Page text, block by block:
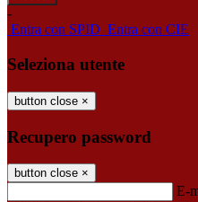
-
Entra con SPID Entra con CIE
Seleziona utente
button close ×
Recupero password
button close ×
E-